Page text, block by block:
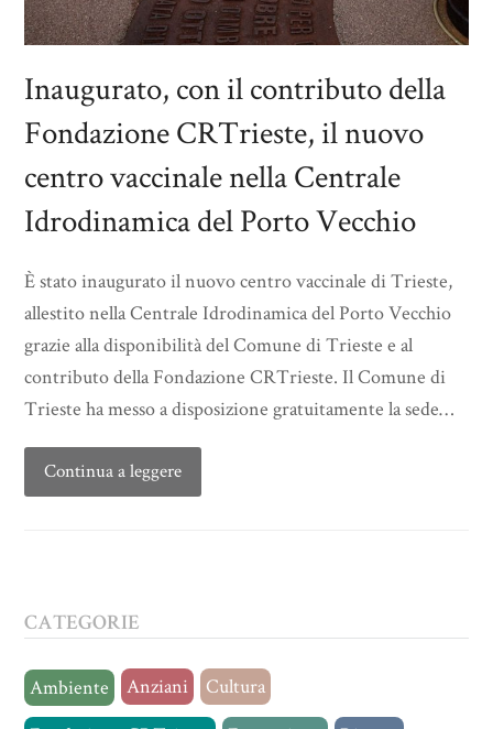
Inaugurato, con il contributo della
Fondazione CRTrieste, il nuovo
centro vaccinale nella Centrale
Idrodinamica del Porto Vecchio
È stato inaugurato il nuovo centro vaccinale di Trieste,
allestito nella Centrale Idrodinamica del Porto Vecchio
grazie alla disponibilità del Comune di Trieste e al
contributo della Fondazione CRTrieste. Il Comune di
Trieste ha messo a disposizione gratuitamente la sede…
Continua a leggere
CATEGORIE
Ambiente Anziani
Cultura